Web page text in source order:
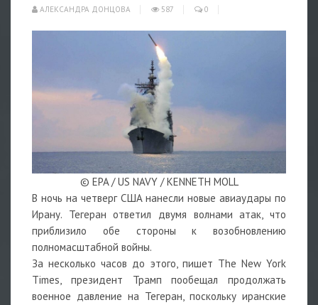
АЛЕКСАНДРА ДОНЦОВА
587 0
© EPA / US NAVY / KENNETH MOLL
В ночь на четверг США нанесли новые авиаудары по
Ирану. Тегеран ответил двумя волнами атак, что
приблизило обе стороны к возобновлению
полномасштабной войны.
За несколько часов до этого, пишет The New York
Times, президент Трамп пообещал продолжать
военное давление на Тегеран, поскольку иранские